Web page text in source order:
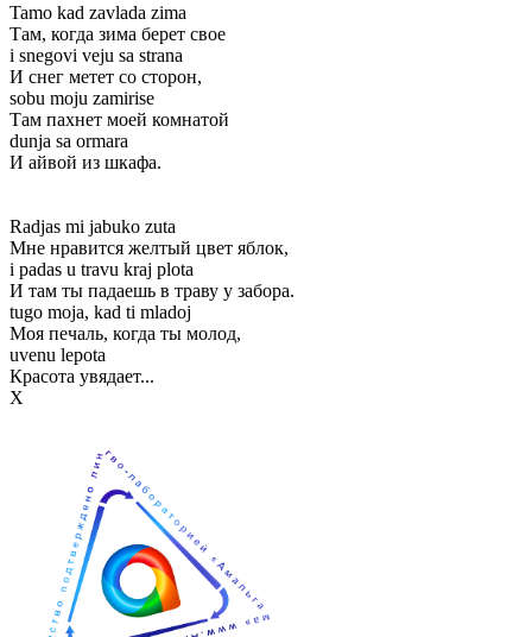
Tamo kad zavlada zima
Там, когда зима берет свое
i snegovi veju sa strana
И снег метет со сторон,
sobu moju zamirise
Там пахнет моей комнатой
dunja sa ormara
И айвой из шкафа.
Radjas mi jabuko zuta
Мне нравится желтый цвет яблок,
i padas u travu kraj plota
И там ты падаешь в траву у забора.
tugo moja, kad ti mladoj
Моя печаль, когда ты молод,
uvenu lepota
Красота увядает...
Х